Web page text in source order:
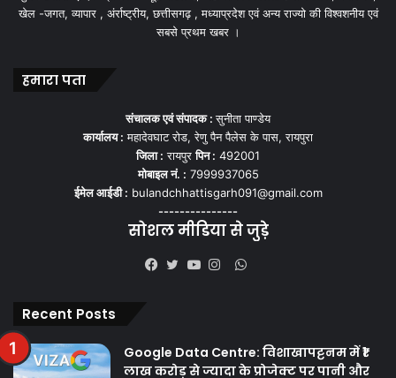
खेल -जगत, व्यापार , अंर्राष्ट्रीय, छत्तीसगढ़ , मध्याप्रदेश एवं अन्य राज्यो की विश्वशनीय एवं
सबसे प्रथम खबर ।
हमारा पता
संचालक एवं संपादक :सुनीता पाण्डेय
कार्यालय : महादेवघाट रोड, रेणु पैन पैलेस के पास, रायपुरा
जिला : रायपुरपिन : 492001
मोबाइल नं. : 7999937065
ईमेल आईडी : bulandchhattisgarh091@gmail.com
---------------
सोशल मीडिया से जुड़े
WhatsApp
Recent Posts
Google Data Centre: विशाखापट्टनम में ₹1
लाख करोड़ से ज्यादा के प्रोजेक्ट पर पानी और